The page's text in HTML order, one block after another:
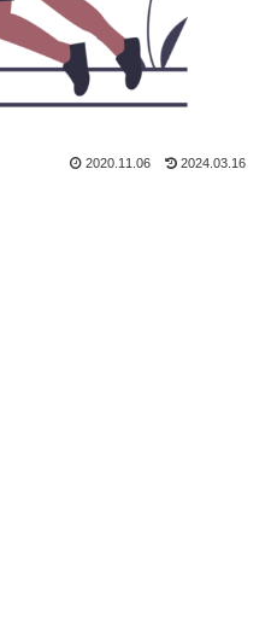
2020.11.06 2024.03.16